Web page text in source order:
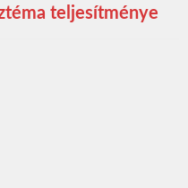
teljesítménye